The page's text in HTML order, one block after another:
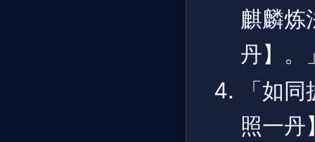
麒麟炼
丹】
「如
照一